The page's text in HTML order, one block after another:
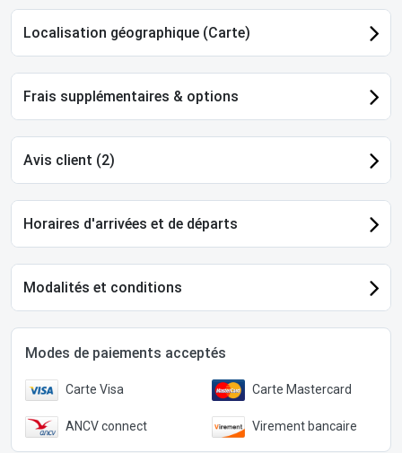
Localisation géographique (Carte)
Frais supplémentaires & options
Avis client (2)
Horaires d'arrivées et de départs
Modalités et conditions
Modes de paiements acceptés
Carte Visa Carte Mastercard
ANCV connect Virement bancaire